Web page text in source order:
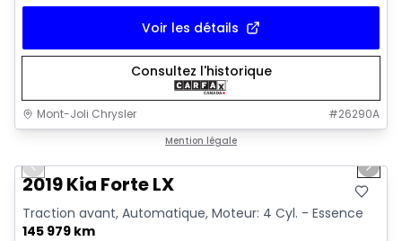
Voir les détails
Consultez l'historique
Mont-Joli Chrysler #26290A
Mention légale
Vidéo disponible
Previous slide Next
2019 Kia Forte LX
Traction avant, Automatique, Moteur: 4 Cyl. - Essence
145 979 km